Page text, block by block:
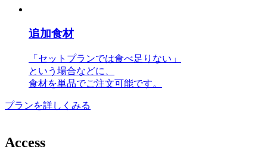
追加食材
「セットプランでは食べ足りない」
という場合などに、
食材を単品でご注文可能です。
プランを詳しくみる
Access